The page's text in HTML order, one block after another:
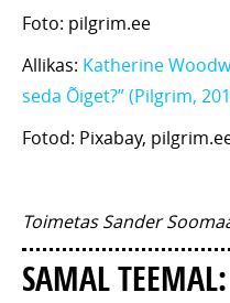
Foto: pilgrim.ee
Allikas: Katherine
seda Õiget?” (Pilgrim,
Fotod: Pixabay,
Toimetas Sander
SAMAL TEEMAL: